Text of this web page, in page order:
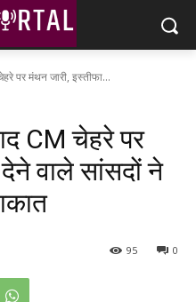
पर मंथन जारी, इस्तीफा...
CM चेहरे पर
वाले सांसदों ने
0
95